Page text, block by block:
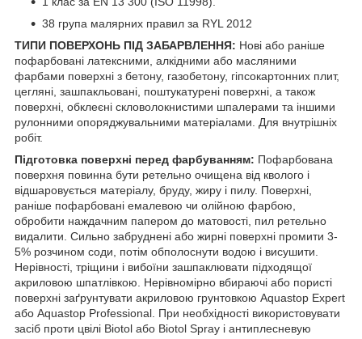
38 група малярних правил за RYL 2012
ТИПИ ПОВЕРХОНЬ ПІД ЗАБАРВЛЕННЯ: Нові або раніше
пофарбовані латексними, алкідними або масляними
фарбами поверхні з бетону, газобетону, гіпсокартонних плит,
цегляні, зашпакльовані, поштукатурені поверхні, а також
поверхні, обклеєні скловолокнистими шпалерами та іншими
рулонними опоряджувальними матеріалами. Для внутрішніх
робіт.
Підготовка поверхні перед фарбуванням: Пофарбована
поверхня повинна бути ретельно очищена від кволого і
відшаровується матеріалу, бруду, жиру і пилу. Поверхні,
раніше пофарбовані емалевою чи олійною фарбою,
обробити наждачним папером до матовості, пил ретельно
видалити. Сильно забруднені або жирні поверхні промити 3-
5% розчином соди, потім обполоснути водою і висушити.
Нерівності, тріщини і вибоїни зашпаклювати підходящої
акриловою шпатлівкою. Нерівномірно вбираючі або пористі
поверхні заґрунтувати акриловою грунтовкою Aquastop Expert
або Aquastop Professional. При необхідності використовувати
засіб проти цвілі Biotol або Biotol Spray і антиплесневую